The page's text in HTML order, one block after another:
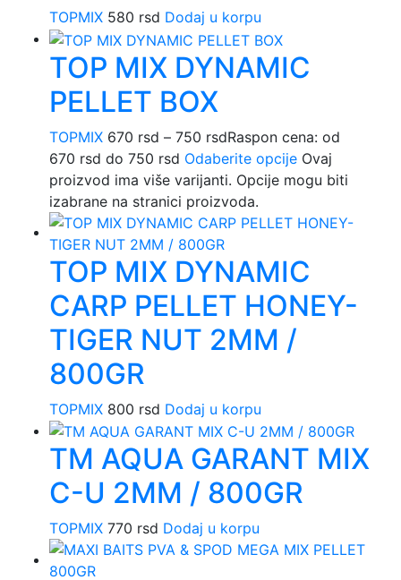
TOPMIX 580 rsd Dodaj u korpu
TOP MIX DYNAMIC
PELLET BOX
TOPMIX 670 rsd – 750 rsdRaspon cena: od
670 rsd do 750 rsd Odaberite opcije Ovaj
proizvod ima više varijanti. Opcije mogu biti
izabrane na stranici proizvoda.
TOP MIX DYNAMIC
CARP PELLET HONEY-
TIGER NUT 2MM /
800GR
TOPMIX 800 rsd Dodaj u korpu
TM AQUA GARANT MIX
C-U 2MM / 800GR
TOPMIX 770 rsd Dodaj u korpu